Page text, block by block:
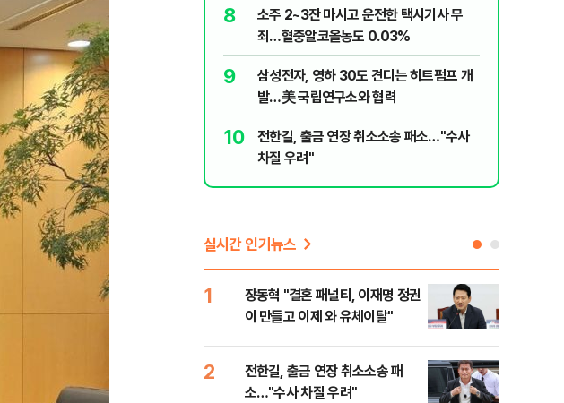
바이든 암, 뼈 넘어 전이…차남 "고통 참으
며 목소리 내고 있다"
8년 넘은 제품을 신상품 취급한 '농협하나
로유통'…과징금 4억6200만원
장동혁 "결혼 패널티, 이재명 정권이 만들
고 이제 와 유체이탈"
8
소주 2~3잔 마시고 운전한 택시기사 무
죄…혈중알코올농도 0.03%
9
삼성전자, 영하 30도 견디는 히트펌프 개
발…美 국립연구소와 협력
10
전한길, 출금 연장 취소소송 패소…"수사
차질 우려"
실시간 인기뉴스
1
장동혁 "결혼 패널티, 이재명 정권
이 만들고 이제 와 유체이탈"
2
전한길, 출금 연장 취소소송 패
소…"수사 차질 우려"